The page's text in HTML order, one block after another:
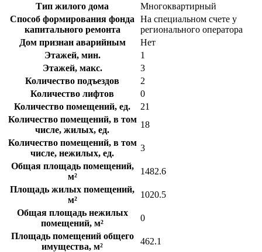
Тип жилого дома
Многоквартирный
Способ формирования фонда
капитального ремонта
На специальном счете у
регионального оператора
Дом признан аварийным
Нет
Этажей, мин.
1
Этажей, макс.
3
Количество подъездов
2
Количество лифтов
0
Количество помещений, ед.
21
Количество помещений, в том
числе, жилых, ед.
18
Количество помещений, в том
числе, нежилых, ед.
3
Общая площадь помещений,
м²
1482.6
Площадь жилых помещений,
м²
1020.5
Общая площадь нежилых
помещений, м²
0
Площадь помещений общего
имущества, м²
462.1